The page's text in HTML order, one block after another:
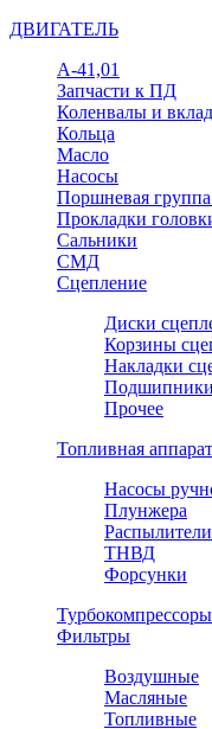
ДВИГАТЕЛЬ
А-41,01
Запчасти к ПД
Коленвалы и
Кольца
Масло
Насосы
Поршневая группа
Прокладки
Сальники
СМД
Сцепление
Диски
Корзины
Накладки
Прочее
Топливная
Насосы
Плунжера
Распылители
ТНВД
Форсунки
Турбокомпрессоры
Фильтры
Воздушные
Масляные
Топливные